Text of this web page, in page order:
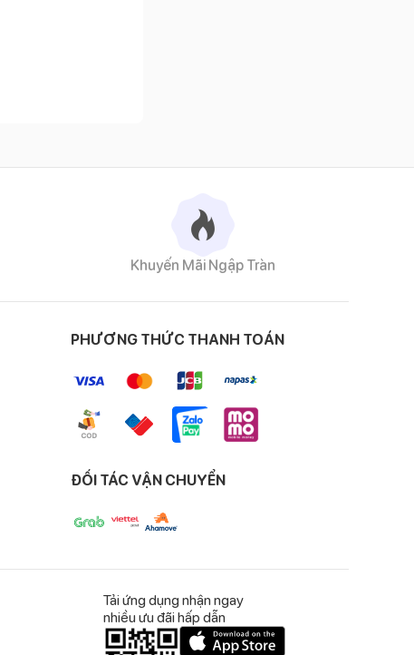
Khuyến Mãi Ngập Tràn
PHƯƠNG THỨC THANH TOÁN
ĐỐI TÁC VẬN CHUYỂN
Tải ứng dụng nhận ngay
nhiều ưu đãi hấp dẫn